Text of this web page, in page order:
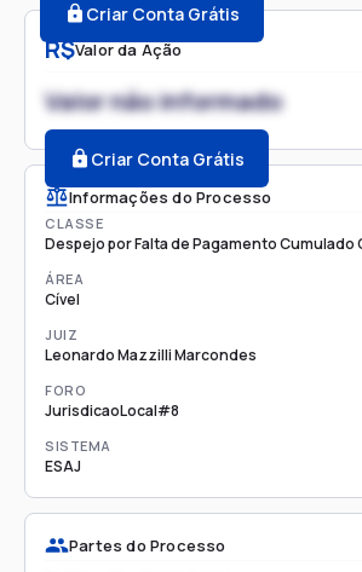
R$Valor da Ação
Valor não informado
Criar Conta Grátis
Informações do Processo
CLASSE
Despejo por Falta de Pagamento Cumulado
ÁREA
Cível
JUIZ
Leonardo Mazzilli Marcondes
FORO
JurisdicaoLocal#8
SISTEMA
ESAJ
Partes do Processo
Criar Conta Grátis